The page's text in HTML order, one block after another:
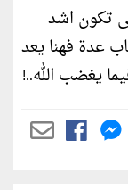
تكون اشد
عدة فهنا يعد
يغضب الله..!